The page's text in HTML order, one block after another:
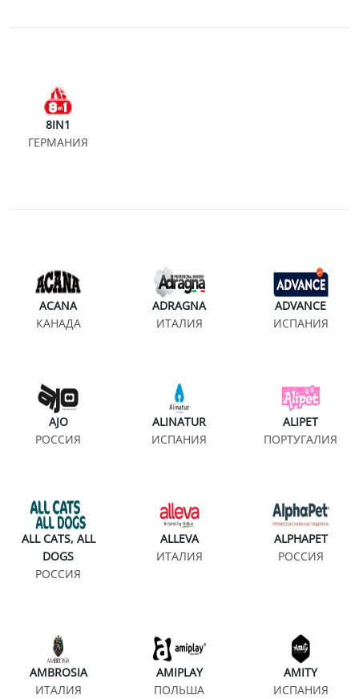
8IN1
ГЕРМАНИЯ
ACANA
КАНАДА
ADRAGNA
ИТАЛИЯ
ADVANCE
ИСПАНИЯ
AJO
РОССИЯ
ALINATUR
ИСПАНИЯ
ALIPET
ПОРТУГАЛИЯ
ALL CATS, ALL
DOGS
РОССИЯ
ALLEVA
ИТАЛИЯ
ALPHAPET
РОССИЯ
AMBROSIA
ИТАЛИЯ
AMIPLAY
ПОЛЬША
AMITY
ИСПАНИЯ